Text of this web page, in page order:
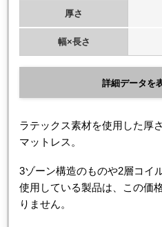
厚さ
幅×長さ
詳細データを
ラテックス素材を使用した厚
マットレス。
3ゾーン構造のものや2層コイ
使用している製品は、この価
りません。